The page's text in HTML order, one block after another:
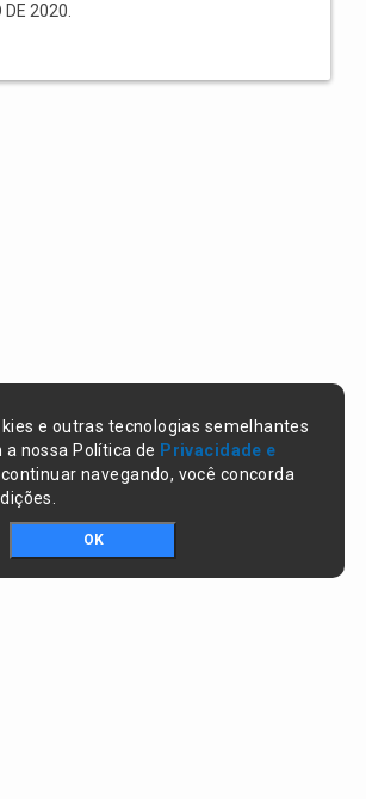
DE 2020.
e outras tecnologias semelhantes
a nossa Política de Privacidade e
navegando, você concorda
OK